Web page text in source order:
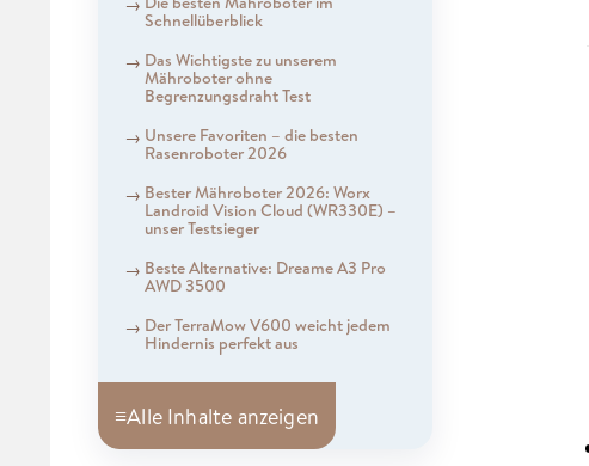
Schnellüberblick
Das Wichtigste zu unserem
Mähroboter ohne
Begrenzungsdraht Test
Unsere Favoriten – die besten
Rasenroboter 2026
Bester Mähroboter 2026: Worx
Landroid Vision Cloud (WR330E) –
unser Testsieger
Beste Alternative: Dreame A3 Pro
AWD 3500
Der TerraMow V600 weicht jedem
Hindernis perfekt aus
≡Alle Inhalte anzeigen